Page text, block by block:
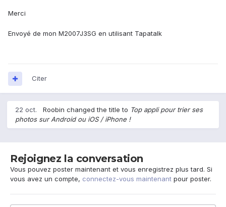
Merci
Envoyé de mon M2007J3SG en utilisant Tapatalk
Citer
22 oct. Roobin changed the title to Top appli pour trier ses
photos sur Android ou iOS / iPhone !
Rejoignez la conversation
Vous pouvez poster maintenant et vous enregistrez plus tard. Si
vous avez un compte, connectez-vous maintenant pour poster.